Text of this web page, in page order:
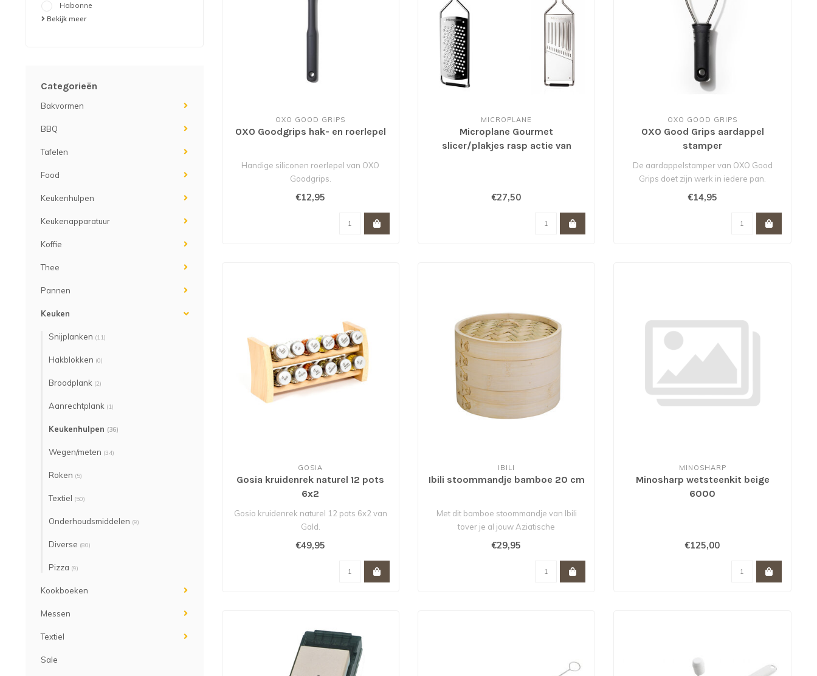
Habonne
Bekijk meer
Categorieën
Bakvormen
BBQ
Tafelen
Food
Keukenhulpen
Keukenapparatuur
Koffie
Thee
Pannen
Keuken
Snijplanken (11)
Hakblokken (0)
Broodplank (2)
Aanrechtplank (1)
Keukenhulpen (36)
Wegen/meten (34)
Roken (5)
Textiel (50)
Onderhoudsmiddelen (9)
Diverse (80)
Pizza (9)
Kookboeken
Messen
Textiel
Sale
OXO GOOD GRIPS
OXO Goodgrips hak- en roerlepel
Handige siliconen roerlepel van OXO
Goodgrips.
€12,95
MICROPLANE
Microplane Gourmet
slicer/plakjes rasp actie van
€27,50
OXO GOOD GRIPS
OXO Good Grips aardappel
stamper
De aardappelstamper van OXO Good
Grips doet zijn werk in iedere pan.
Geschikt vo..
€14,95
GOSIA
Gosia kruidenrek naturel 12 pots
6x2
Gosio kruidenrek naturel 12 pots 6x2 van
Gald.
€49,95
IBILI
Ibili stoommandje bamboe 20 cm
Met dit bamboe stoommandje van Ibili
tover je al jouw Aziatische
stoomgerechten ..
€29,95
MINOSHARP
Minosharp wetsteenkit beige
6000
€125,00